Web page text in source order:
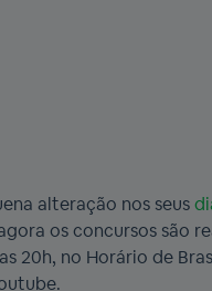
alteração nos seus
os concursos são
20h, no Horário de